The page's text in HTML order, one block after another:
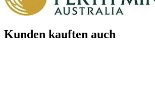
Kunden kauften auch